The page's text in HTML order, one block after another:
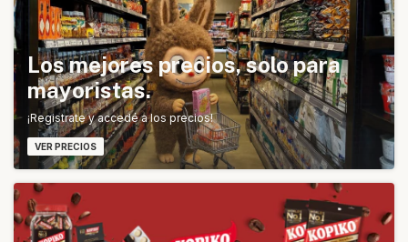
Los mejores precios, solo para
mayoristas.
¡Registrate y accedé a los precios!
VER PRECIOS